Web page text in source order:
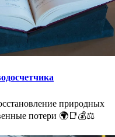
природных
потери 🌍📑💰⚖️